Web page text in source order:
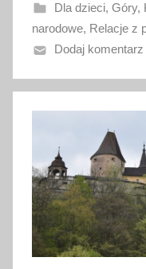
2
6
i
s
p
a
d
a
2
Dla dzieci, Góry,
narodowe, Relacje z
Dodaj komentarz